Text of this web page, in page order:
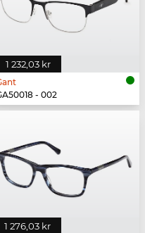
1 232,03 kr
- 002
1 276,03 kr